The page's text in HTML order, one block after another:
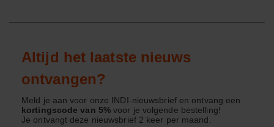
Altijd het laatste nieuws
ontvangen?
Meld je aan voor onze INDI-nieuwsbrief en ontvang een
kortingscode van 5%voor je volgende bestelling!
Je ontvangt deze nieuwsbrief 2 keer per maand.